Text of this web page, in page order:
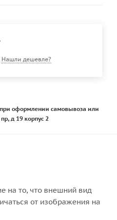
Нашли дешевле?
оформлении самовывоза или
д 19 корпус 2
на то, что внешний вид
от изображения на